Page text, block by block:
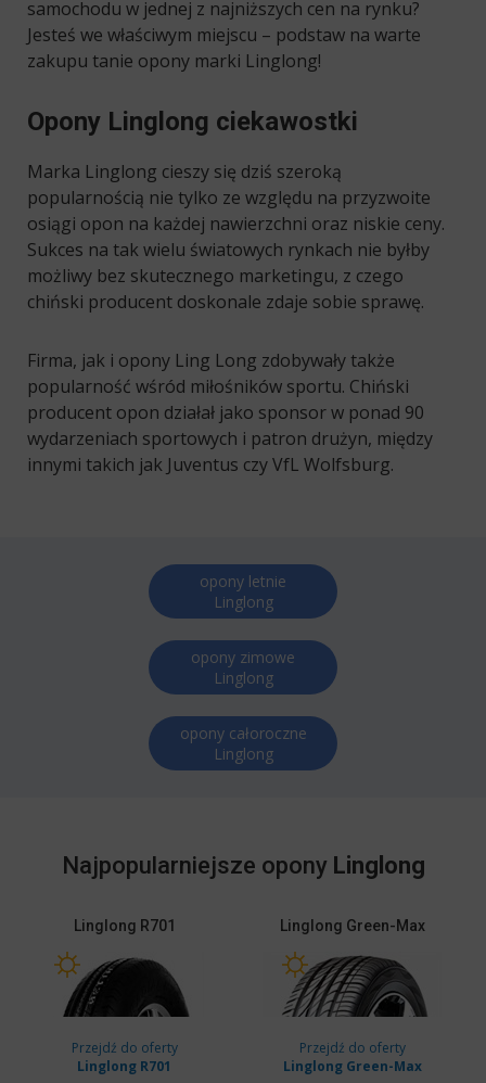
samochodu w jednej z najniższych cen na rynku?
Jesteś we właściwym miejscu – podstaw na warte
zakupu tanie opony marki Linglong!
Opony Linglong ciekawostki
Marka Linglong cieszy się dziś szeroką
popularnością nie tylko ze względu na przyzwoite
osiągi opon na każdej nawierzchni oraz niskie ceny.
Sukces na tak wielu światowych rynkach nie byłby
możliwy bez skutecznego marketingu, z czego
chiński producent doskonale zdaje sobie sprawę.
Firma, jak i opony Ling Long zdobywały także
popularność wśród miłośników sportu. Chiński
producent opon działał jako sponsor w ponad 90
wydarzeniach sportowych i patron drużyn, między
innymi takich jak Juventus czy VfL Wolfsburg.
opony letnie
Linglong
opony zimowe
Linglong
opony całoroczne
Linglong
Najpopularniejsze opony Linglong
Linglong R701
Przejdź do oferty
Linglong R701
Linglong Green-Max
Przejdź do oferty
Linglong Green-Max